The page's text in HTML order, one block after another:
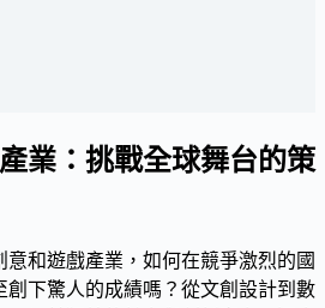
業：挑戰全球舞台的策
和遊戲產業，如何在競爭激烈的國
創下驚人的成績嗎？從文創設計到數